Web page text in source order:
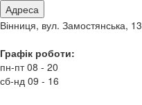
Адреса
Вінниця, вул. Замостянська, 13
Графік роботи:
пн-пт 08 - 20
сб-нд 09 - 16